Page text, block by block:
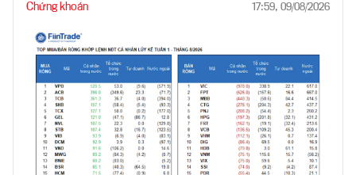
Chứng khoán 17:59, 09/08/2026